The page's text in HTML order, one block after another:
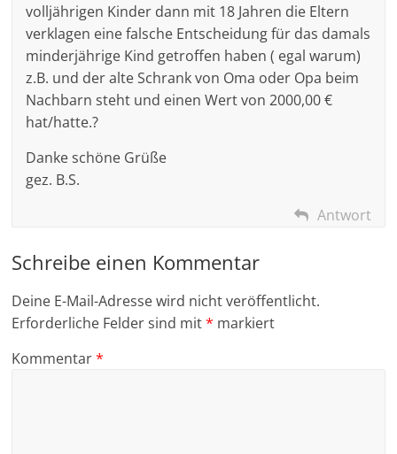
volljährigen Kinder dann mit 18 Jahren die Eltern
verklagen eine falsche Entscheidung für das damals
minderjährige Kind getroffen haben ( egal warum)
z.B. und der alte Schrank von Oma oder Opa beim
Nachbarn steht und einen Wert von 2000,00 €
hat/hatte.?
Danke schöne Grüße
gez. B.S.
Antwort
Schreibe einen Kommentar
Deine E-Mail-Adresse wird nicht veröffentlicht.
Erforderliche Felder sind mit* markiert
Kommentar*